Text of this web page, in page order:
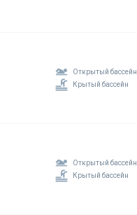
Открытый бассейн
Крытый бассейн
Открытый бассейн
Крытый бассейн